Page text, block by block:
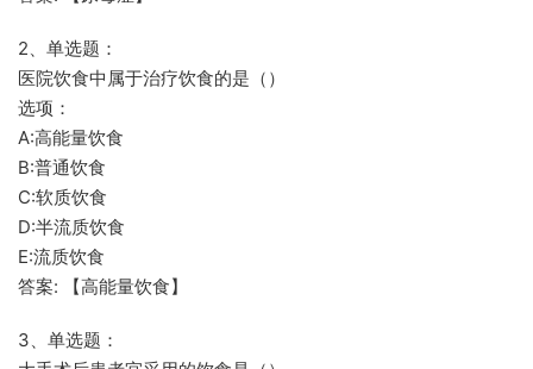
2、单选题：
医院饮食中属于治疗饮食的是（）
选项：
A:高能量饮食
B:普通饮食
C:软质饮食
D:半流质饮食
E:流质饮食
答案: 【高能量饮食】
3、单选题：